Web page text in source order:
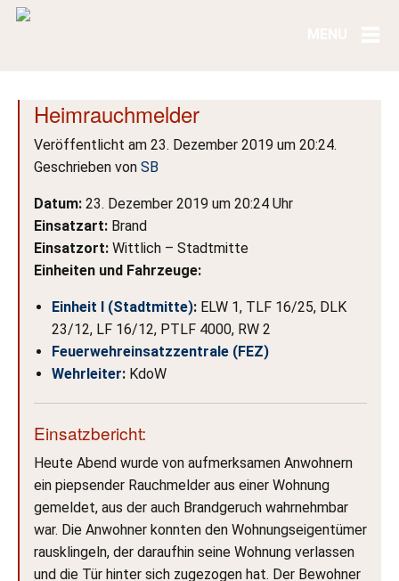
Heimrauchmelder
Veröffentlicht am 23. Dezember 2019 um 20:24.
Geschrieben von SB
Datum: 23. Dezember 2019 um 20:24 Uhr
Einsatzart: Brand
Einsatzort: Wittlich – Stadtmitte
Einheiten und Fahrzeuge:
Einheit I (Stadtmitte): ELW 1, TLF 16/25, DLK
23/12, LF 16/12, PTLF 4000, RW 2
Feuerwehreinsatzzentrale (FEZ)
Wehrleiter: KdoW
Einsatzbericht:
Heute Abend wurde von aufmerksamen Anwohnern
ein piepsender Rauchmelder aus einer Wohnung
gemeldet, aus der auch Brandgeruch wahrnehmbar
war. Die Anwohner konnten den Wohnungseigentümer
rausklingeln, der daraufhin seine Wohnung verlassen
und die Tür hinter sich zugezogen hat. Der Bewohner